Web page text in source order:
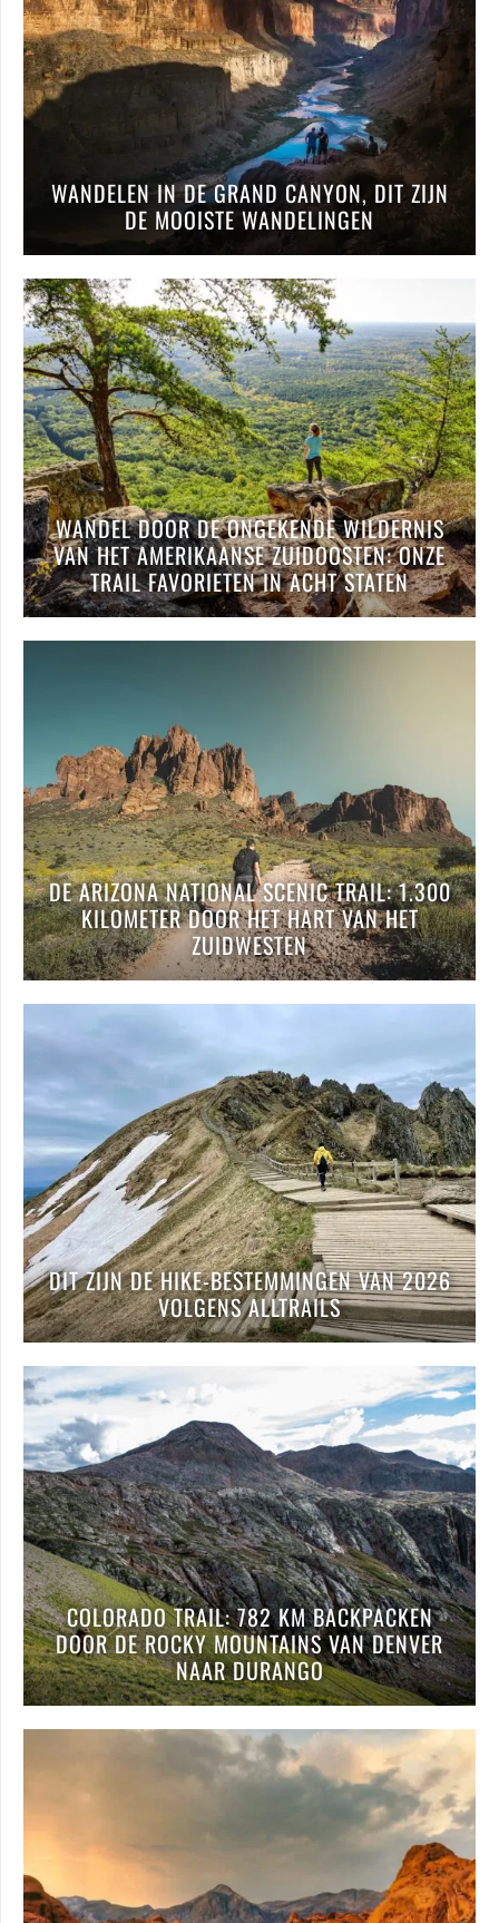
WANDELEN IN DE GRAND CANYON, DIT ZIJN
DE MOOISTE WANDELINGEN
WANDEL DOOR DE ONGEKENDE WILDERNIS
VAN HET AMERIKAANSE ZUIDOOSTEN: ONZE
TRAIL FAVORIETEN IN ACHT STATEN
DE ARIZONA NATIONAL SCENIC TRAIL: 1.300
KILOMETER DOOR HET HART VAN HET
ZUIDWESTEN
DIT ZIJN DE HIKE-BESTEMMINGEN VAN 2026
VOLGENS ALLTRAILS
COLORADO TRAIL: 782 KM BACKPACKEN
DOOR DE ROCKY MOUNTAINS VAN DENVER
NAAR DURANGO